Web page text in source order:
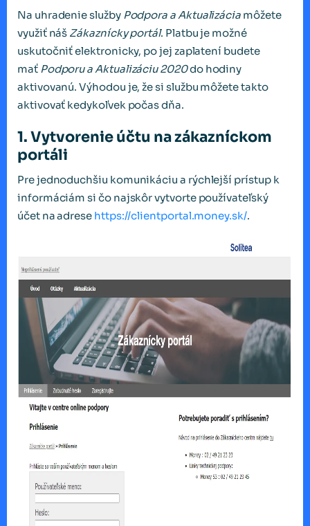
Na uhradenie služby Podpora a Aktualizácia môžete
využiť náš Zákaznícky portál. Platbu je možné
uskutočniť elektronicky, po jej zaplatení budete
mať Podporu a Aktualizáciu 2020do hodiny
aktivovanú. Výhodou je, že si službu môžete takto
aktivovať kedykoľvek počas dňa.
1. Vytvorenie účtu na zákazníckom
portáli
Pre jednoduchšiu komunikáciu a rýchlejší prístup k
informáciám si čo najskôr vytvorte používateľský
účet na adrese https://clientportal.money.sk/.